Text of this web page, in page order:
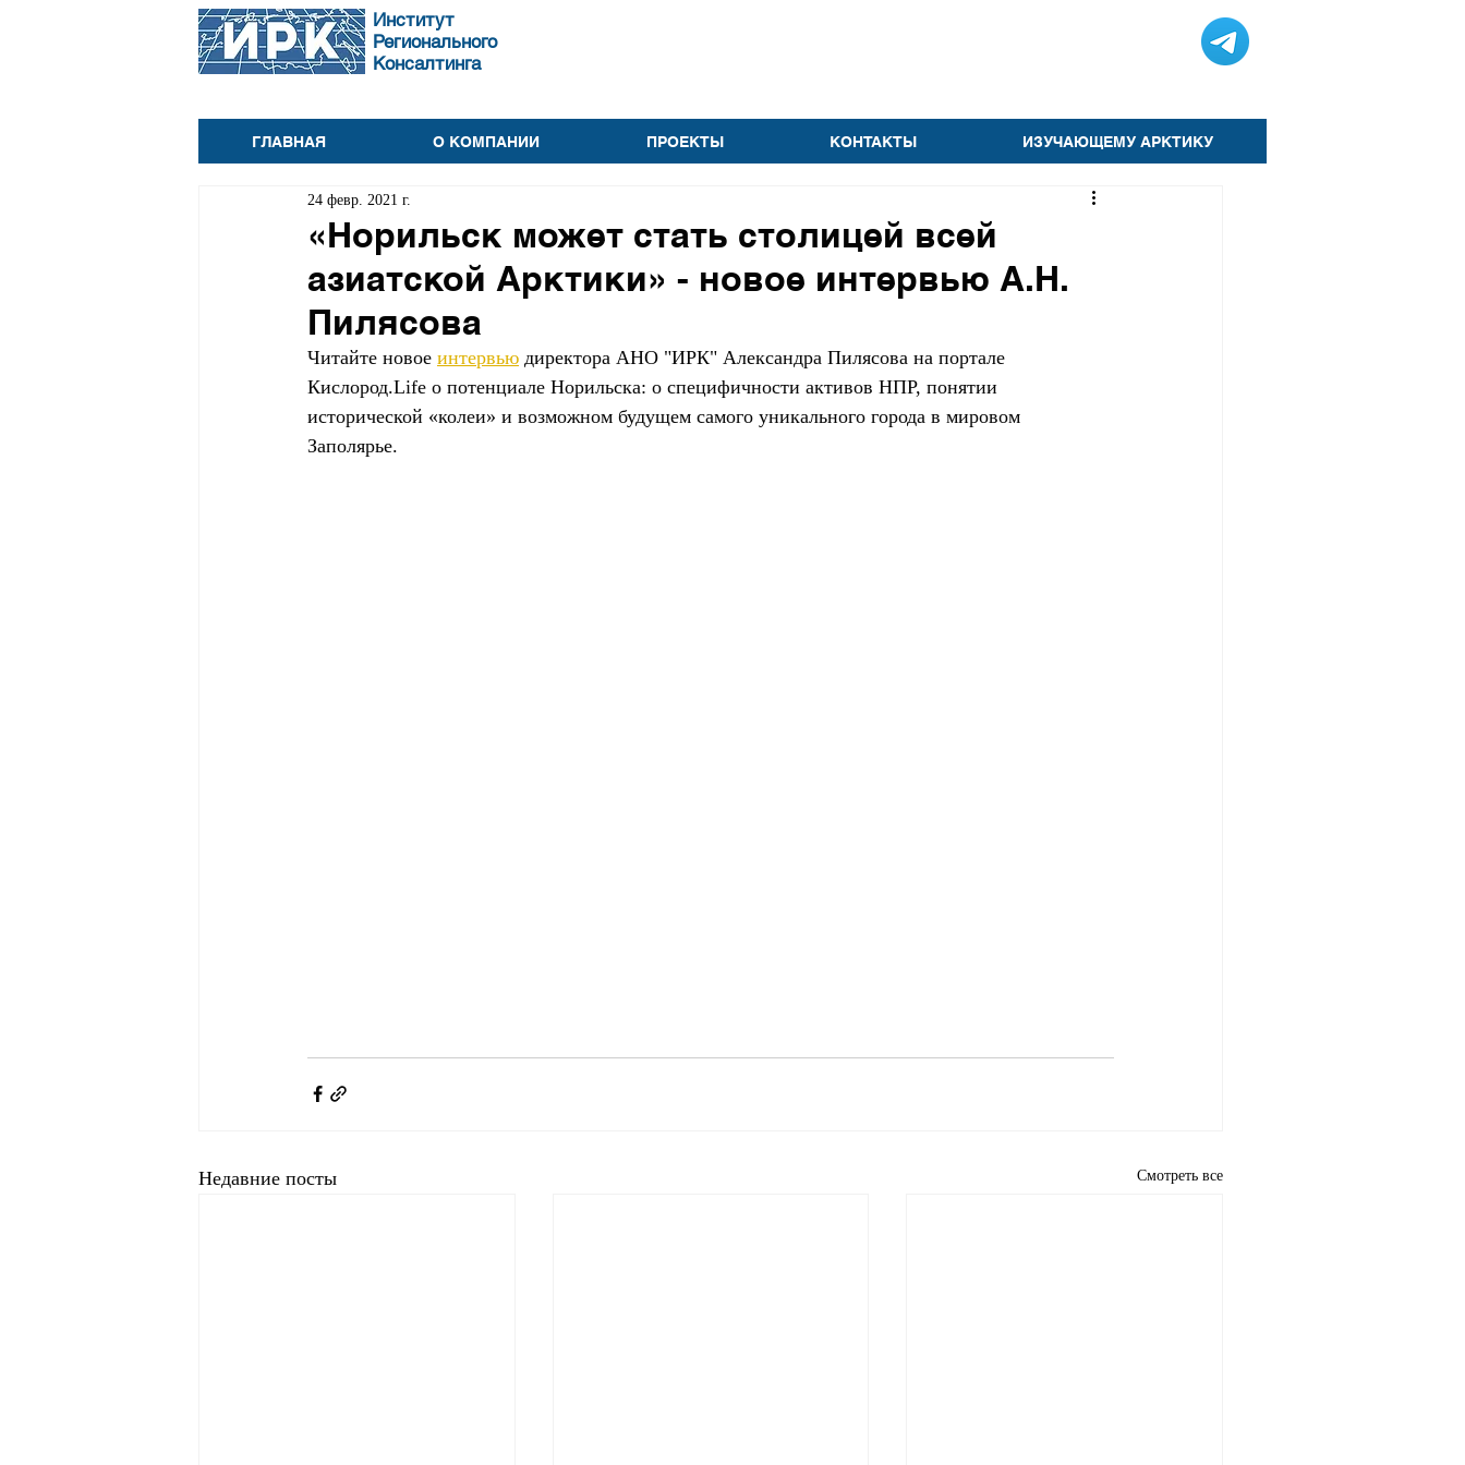
Институт
Регионального
Консалтинга
ГЛАВНАЯ О КОМПАНИИ ПРОЕКТЫ КОНТАКТЫ ИЗУЧАЮЩЕМУ АРКТИКУ
«Норильск может стать столицей всей
азиатской Арктики» - новое интервью А.Н.
Пилясова
24 февр. 2021 г.
Читайте новое интервью директора АНО "ИРК" Александра Пилясова на портале
Кислород.Life о потенциале Норильска: о специфичности активов НПР, понятии
исторической «колеи» и возможном будущем самого уникального города в мировом
Заполярье.
Недавние посты Смотреть все